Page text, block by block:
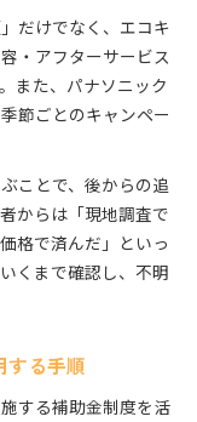
ナンスの重要性
っかり確認
防策を紹介
活を実現する方
だけでなく、エコキ
・アフターサービス
また、パナソニック
節ごとのキャンペー
ことで、後からの追
からは「現地調査で
格で済んだ」といっ
くまで確認し、不明
する手順
する補助金制度を活